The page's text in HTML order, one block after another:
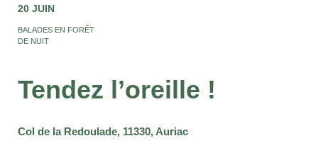
20 JUIN
BALADES EN FORÊT
DE NUIT
Tendez l’oreille !
Col de la Redoulade, 11330, Auriac